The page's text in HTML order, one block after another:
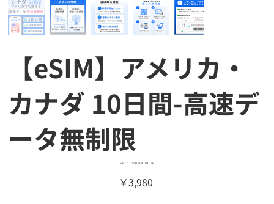
【eSIM】アメリカ・
カナダ 10日間-高速デ
ータ無制限
SKU：
SKU：
JSUSCA1010JP
価
格
￥3,980